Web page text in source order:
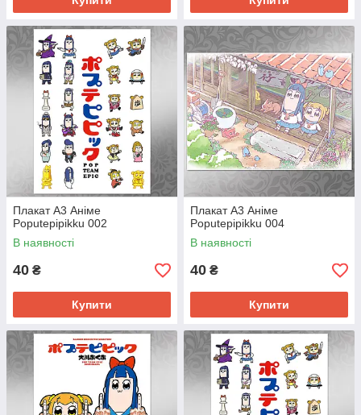
Плакат А3 Аніме
Poputepipikku 002
В наявності
40 ₴
Купити
Плакат А3 Аніме
Poputepipikku 004
В наявності
40 ₴
Купити